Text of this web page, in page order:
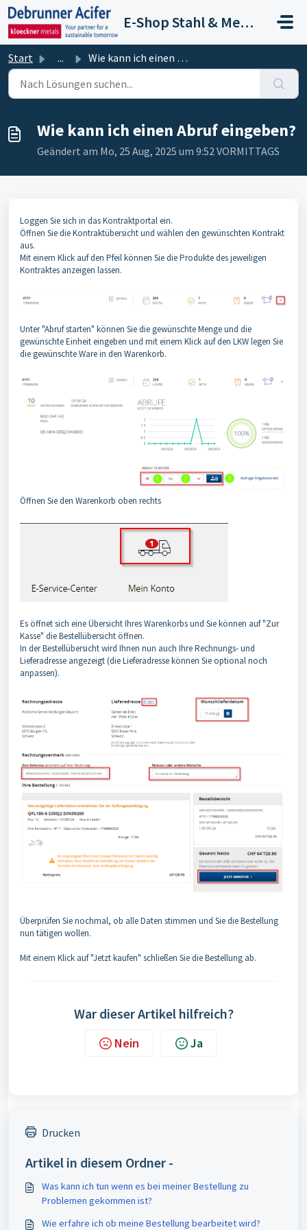
Zum hauptsächlichen Inhalt gehen
E-Shop Stahl & Metalle
Start ... Wie kann ich einen Abruf eingeben?
Wie kann ich einen Abruf eingeben?
Geändert am Mo, 25 Aug, 2025 um 9:52 VORMITTAGS
Loggen Sie sich in das Kontraktportal ein.
Öffnen Sie die Kontraktübersicht und wählen den gewünschten Kontrakt
aus.
Mit einem Klick auf den Pfeil können Sie die Produkte des jeweiligen
Kontraktes anzeigen lassen.
Unter "Abruf starten" können Sie die gewünschte Menge und die
gewünschte Einheit eingeben und mit einem Klick auf den LKW legen Sie
die gewünschte Ware in den Warenkorb.
Öffnen Sie den Warenkorb oben rechts
Es öffnet sich eine Übersicht Ihres Warenkorbs und Sie können auf "Zur
Kasse" die Bestellübersicht öffnen.
In der Bestellübersicht wird Ihnen nun auch Ihre Rechnungs- und
Lieferadresse angezeigt (die Lieferadresse können Sie optional noch
anpassen).
Überprüfen Sie nochmal, ob alle Daten stimmen und Sie die Bestellung
nun tätigen wollen.
Mit einem Klick auf "Jetzt kaufen" schließen Sie die Bestellung ab.
War dieser Artikel hilfreich?
Nein Ja
Drucken
Artikel in diesem Ordner -
Was kann ich tun wenn es bei meiner Bestellung zu
Problemen gekommen ist?
Wie erfahre ich ob meine Bestellung bearbeitet wird?